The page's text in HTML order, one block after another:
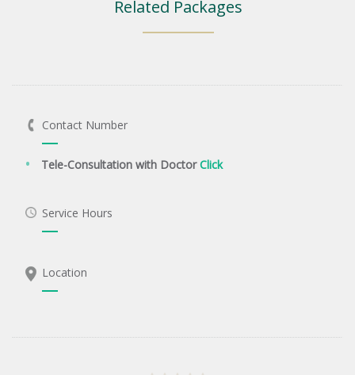
Related Packages
Contact Number
Tele-Consultation with DoctorClick
Service Hours
Location